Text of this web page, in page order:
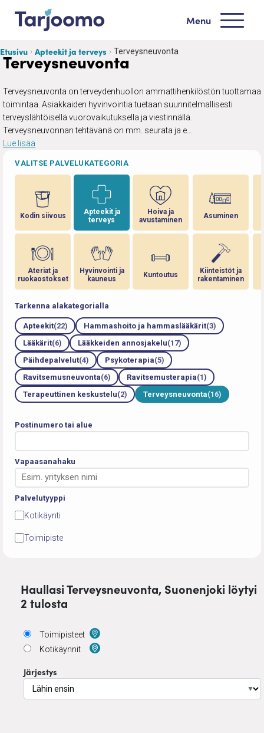
Siirry sisältöön
Menu
Etusivu Apteekit ja terveys Terveysneuvonta
Terveysneuvonta
Terveysneuvonta on terveydenhuollon ammattihenkilöstön tuottamaa
toimintaa. Asiakkaiden hyvinvointia tuetaan suunnitelmallisesti
terveyslähtöisellä vuorovaikutuksella ja viestinnällä.
Terveysneuvonnan tehtävänä on mm. seurata ja e…
Lue lisää
VALITSE PALVELUKATEGORIA
Kodin siivous
Ateriat ja
ruokaostokset
Apteekit ja
terveys
Hyvinvointi ja
kauneus
Hoiva ja
avustaminen
Kuntoutus
Asuminen
Kiinteistöt ja
rakentaminen
Tarkenna alakategorialla
Apteekit(22) Hammashoito ja hammaslääkärit(3)
Lääkärit(6) Lääkkeiden annosjakelu(17)
Päihdepalvelut(4) Psykoterapia(5)
Ravitsemusneuvonta(6) Ravitsemusterapia(1)
Terapeuttinen keskustelu(2) Terveysneuvonta(16)
Postinumero tai alue
Vapaasanahaku
Palvelutyyppi
Kotikäynti
Toimipiste
Haullasi Terveysneuvonta, Suonenjoki löytyi
2 tulosta
Toimipisteet
Kotikäynnit
Järjestys
▼